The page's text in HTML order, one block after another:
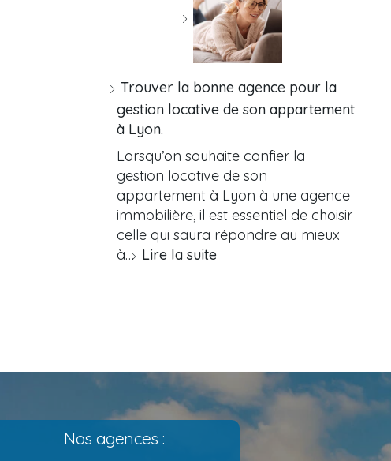
Trouver la bonne agence pour la
gestion locative de son appartement
à Lyon.
Lorsqu’on souhaite confier la
gestion locative de son
appartement à Lyon à une agence
immobilière, il est essentiel de choisir
celle qui saura répondre au mieux
à… Lire la suite
Nos agences :